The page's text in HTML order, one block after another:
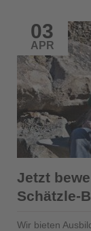
03
APR
Jetzt
Schätzle-
Wir bieten